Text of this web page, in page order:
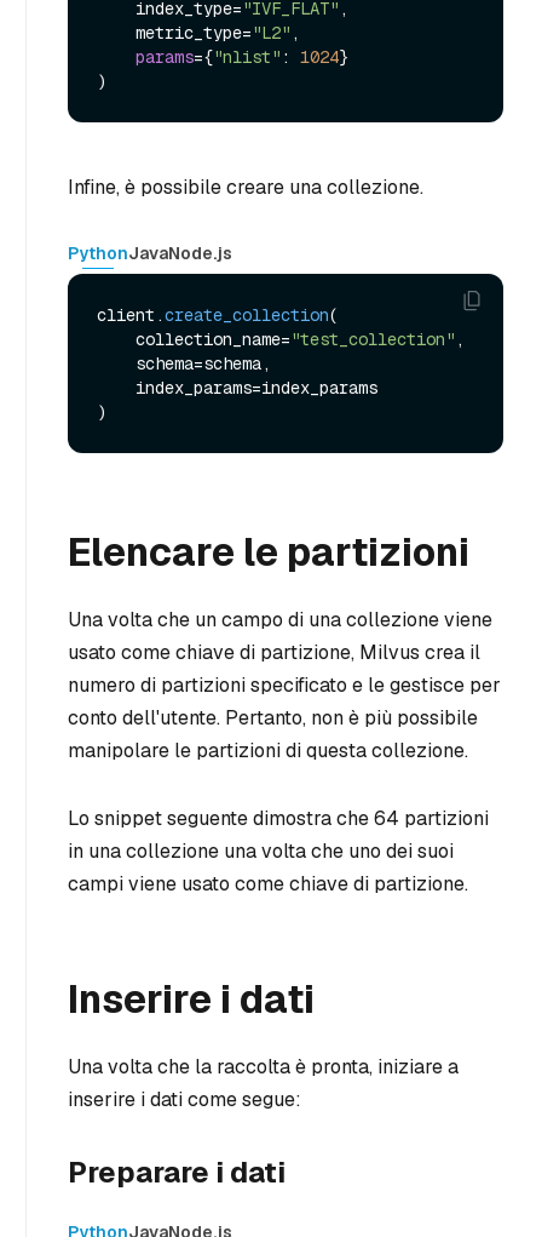
    index_type=
"IVF_FLAT" ,
    metric_type=
"L2" ,
params={"nlist" : 1024}
Infine, è possibile creare una collezione.
PythonJavaNode.js
client.create_collection(
    collection_name=
"test_collection" ,
Elencare le partizioni
Una volta che un campo di una collezione viene
usato come chiave di partizione, Milvus crea il
numero di partizioni specificato e le gestisce per
conto dell'utente. Pertanto, non è più possibile
manipolare le partizioni di questa collezione.
Lo snippet seguente dimostra che 64 partizioni
in una collezione una volta che uno dei suoi
campi viene usato come chiave di partizione.
Inserire i dati
Una volta che la raccolta è pronta, iniziare a
inserire i dati come segue:
Preparare i dati
PythonJavaNode.js